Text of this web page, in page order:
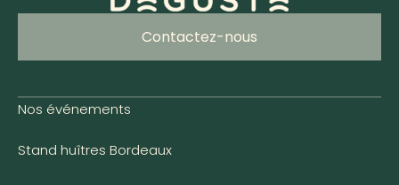
Contactez-nous
Nos événements
Stand huîtres Bordeaux